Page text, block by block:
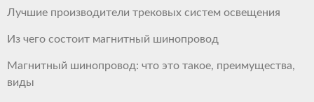
Лучшие производители трековых систем освещения
Из чего состоит магнитный шинопровод
Магнитный шинопровод: что это такое, преимущества,
виды